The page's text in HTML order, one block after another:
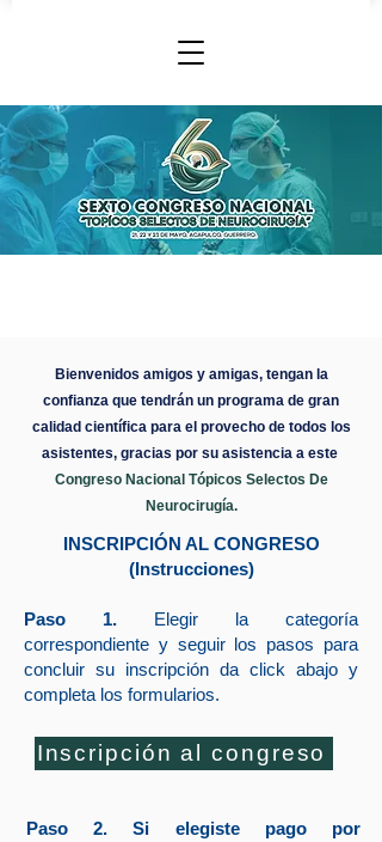
Bienvenidos amigos y amigas, tengan la
confianza que tendrán un programa de gran
calidad científica para el provecho de todos los
asistentes, gracias por su asistencia a este
Congreso Nacional Tópicos Selectos De
Neurocirugía.
INSCRIPCIÓN AL CONGRESO
(Instrucciones)
Paso 1. ​ Elegir la categoría
correspondiente y seguir los pasos para
concluir su inscripción da click abajo y
completa los formularios.
Inscripción al congreso
Paso 2. Si elegiste pago por